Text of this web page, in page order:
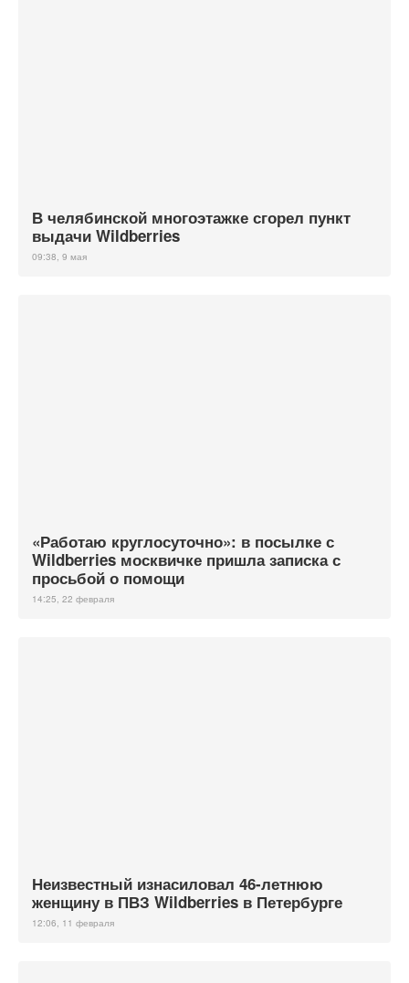
В челябинской многоэтажке сгорел пункт
выдачи Wildberries
09:38, 9 мая
«Работаю круглосуточно»: в посылке с
Wildberries москвичке пришла записка с
просьбой о помощи
14:25, 22 февраля
Неизвестный изнасиловал 46-летнюю
женщину в ПВЗ Wildberries в Петербурге
12:06, 11 февраля